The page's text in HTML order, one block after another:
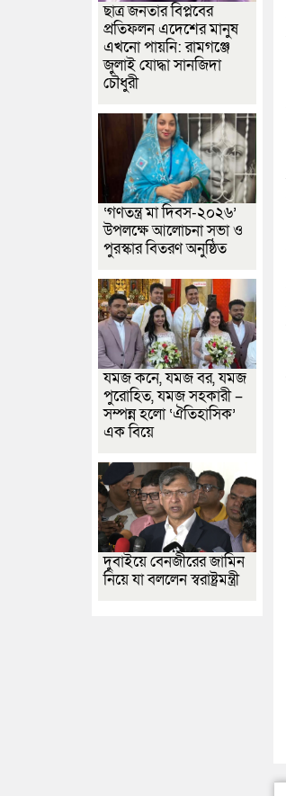
ছাত্র জনতার বিপ্লবের
প্রতিফলন এদেশের মানুষ
এখনো পায়নি: রামগঞ্জে
জুলাই যোদ্ধা সানজিদা
চৌধুরী
‘গণতন্ত্র মা দিবস-২০২৬’
উপলক্ষে আলোচনা সভা ও
পুরস্কার বিতরণ অনুষ্ঠিত
যমজ কনে, যমজ বর, যমজ
পুরোহিত, যমজ সহকারী –
সম্পন্ন হলো ‘ঐতিহাসিক’
এক বিয়ে
দুবাইয়ে বেনজীরের জামিন
নিয়ে যা বললেন স্বরাষ্ট্রমন্ত্রী